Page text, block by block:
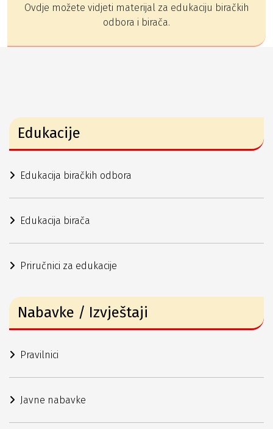
Ovdje možete vidjeti materijal za edukaciju biračkih
odbora i birača.
Edukacije
Edukacija biračkih odbora
Edukacija birača
Priručnici za edukacije
Nabavke / Izvještaji
Pravilnici
Javne nabavke